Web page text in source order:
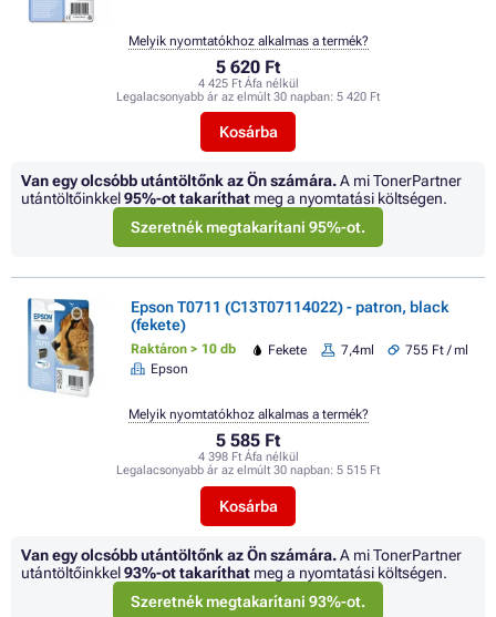
5 620 Ft
4 425 Ft Áfa nélkül
Legalacsonyabb ár az elmúlt 30 napban: 5 420 Ft
Kosárba
Melyik nyomtatókhoz alkalmas a termék?
Van egy olcsóbb utántöltőnk az Ön számára.A mi TonerPartner
utántöltőinkkel95%-ot takaríthat meg a nyomtatási költségen.
Szeretnék megtakarítani 95%-ot.
Epson T0711 (C13T07114022) - patron, black
(fekete)
Raktáron > 10 db Fekete 7,4ml
755 Ft / ml
Epson
5 585 Ft
4 398 Ft Áfa nélkül
Legalacsonyabb ár az elmúlt 30 napban: 5 515 Ft
Kosárba
Melyik nyomtatókhoz alkalmas a termék?
Van egy olcsóbb utántöltőnk az Ön számára.A mi TonerPartner
utántöltőinkkel93%-ot takaríthat meg a nyomtatási költségen.
Szeretnék megtakarítani 93%-ot.